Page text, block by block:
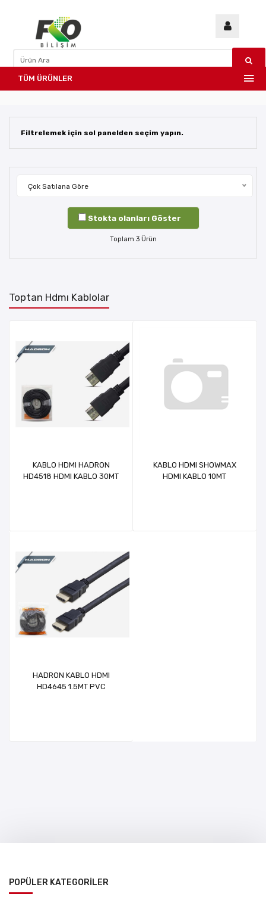
TÜM ÜRÜNLER
Filtrelemek için sol panelden seçim yapın.
Çok Satılana Göre
Stokta olanları Göster
Toplam 3Ürün
Toptan Hdmı Kablolar
KABLO HDMI HADRON
HD4518 HDMI KABLO 30MT
KABLO HDMI SHOWMAX
HDMI KABLO 10MT
HADRON KABLO HDMI
HD4645 1.5MT PVC
POPÜLER KATEGORİLER